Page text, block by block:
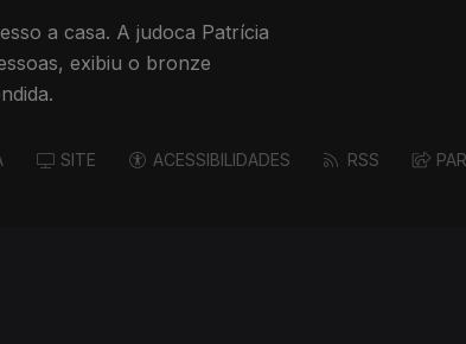
a casa. A judoca Patrícia
exibiu o bronze
SITE ACESSIBILIDADES RSS